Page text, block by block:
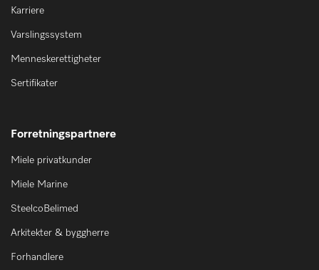
Karriere
Varslingssystem
Menneskerettigheter
Sertifikater
Forretningspartnere
Miele privatkunder
Miele Marine
SteelcoBelimed
Arkitekter & byggherre
Forhandlere